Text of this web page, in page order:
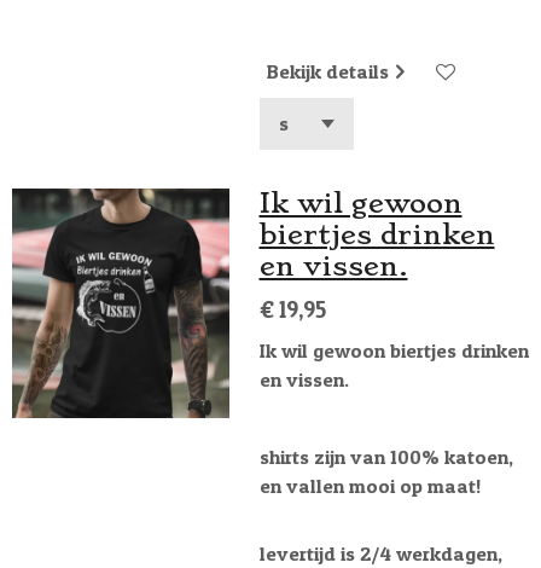
Bekijk details
Ik wil gewoon
biertjes drinken
en vissen.
€ 19,95
Ik wil gewoon biertjes drinken
en vissen.
shirts zijn van 100% katoen,
en vallen mooi op maat!
levertijd is 2/4 werkdagen,